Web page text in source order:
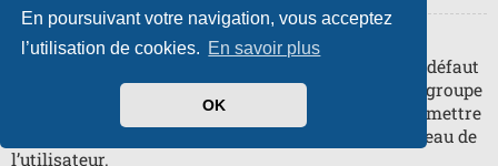
En poursuivant votre navigation, vous acceptez
l’utilisation de cookies. En savoir plus
OK
Qu’est-ce qu’un « Groupe par défaut » ?
Si vous êtes membre de plus d’un groupe, celui par défaut
est utilisé pour déterminer le rang et la couleur de groupe
affichés par défaut. L’administrateur peut vous permettre
de changer votre groupe par défaut via votre panneau de
l’utilisateur.